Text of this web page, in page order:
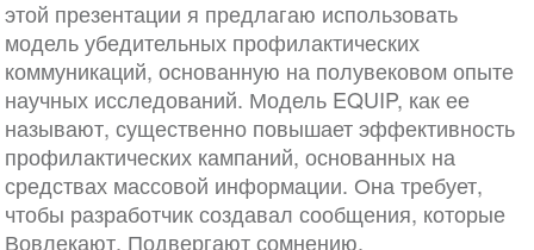
этой презентации я предлагаю использовать
модель убедительных профилактических
коммуникаций, основанную на полувековом опыте
научных исследований. Модель EQUIP, как ее
называют, существенно повышает эффективность
профилактических кампаний, основанных на
средствах массовой информации. Она требует,
чтобы разработчик создавал сообщения, которые
Вовлекают, Подвергают сомнению,